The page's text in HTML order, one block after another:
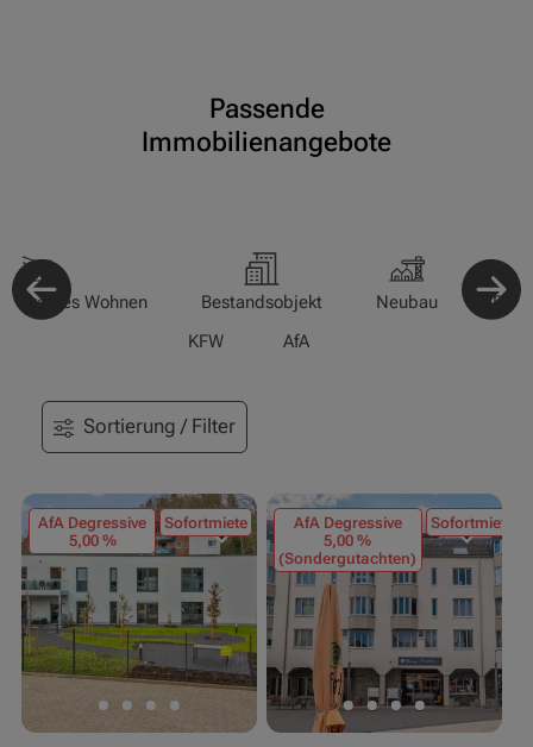
Passende
Immobilienangebote
Wohnen Bestandsobjekt Neubau
KFW
AfA
Sortierung / Filter
AfA Degressive
5,00 %
Sofortmiete
AfA Degressive
5,00 %
(Sondergutachten)
Sofortmiete